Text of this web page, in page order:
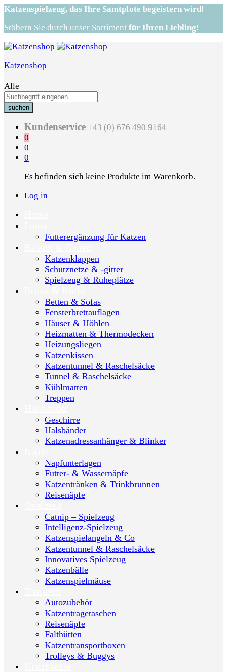
Katzenspielzeug, das Ihre Samtpfote begeistern wird!
Stöbern Sie durch unser Sortiment für Ihren Liebling!
Katzenshop
Alle
suchen
Kundenservice +43 (0) 676 490 9164
0
0
0
Es befinden sich keine Produkte im Warenkorb.
Log in
Futterergänzung für Katzen
Katzenklappen
Schutznetze & -gitter
Spielzeug & Ruheplätze
Betten & Sofas
Fensterbrettauflagen
Häuser & Höhlen
Heizmatten & Thermodecken
Heizungsliegen
Katzenkissen
Katzentunnel & Raschelsäcke
Tunnel & Raschelsäcke
Kühlmatten
Treppen
Geschirre
Halsbänder
Katzenadressanhänger & Blinker
Napfunterlagen
Futter- & Wassernäpfe
Katzentränken & Trinkbrunnen
Reisenäpfe
Catnip – Spielzeug
Intelligenz-Spielzeug
Katzenspielangeln & Co
Katzentunnel & Raschelsäcke
Innovatives Spielzeug
Katzenbälle
Katzenspielmäuse
Autozubehör
Katzentragetaschen
Reisenäpfe
Falthütten
Katzentransportboxen
Trolleys & Buggys